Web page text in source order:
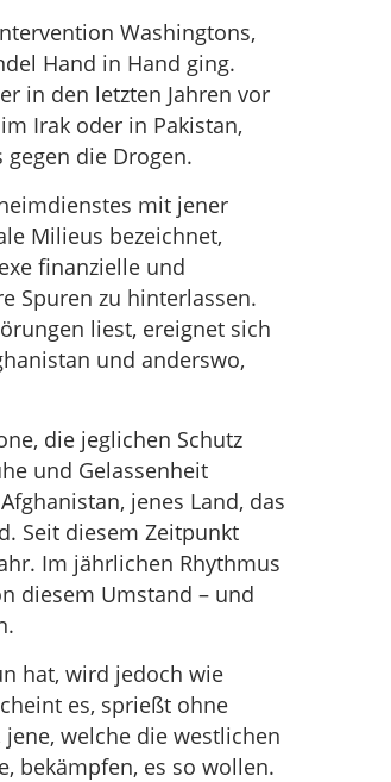
Washingtons,
Hand in Hand ging.
in den letzten Jahren vor
Irak oder in Pakistan,
gegen die Drogen.
mit jener
Milieus bezeichnet,
finanzielle und
Spuren zu hinterlassen.
liest, ereignet sich
und anderswo,
die jeglichen Schutz
und Gelassenheit
jenes Land, das
Seit diesem Zeitpunkt
Im jährlichen Rhythmus
diesem Umstand – und
hat, wird jedoch wie
es, sprießt ohne
welche die westlichen
bekämpfen, es so wollen.